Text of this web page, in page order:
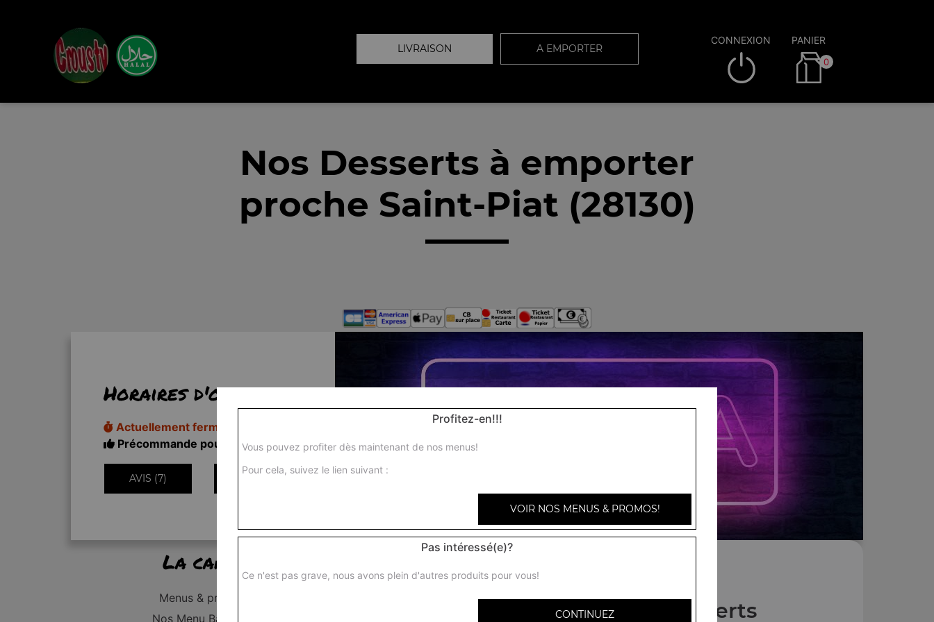
LIVRAISON A EMPORTER
CONNEXION PANIER
0
Nos Desserts à emporter
proche Saint-Piat (28130)
Horaires d'ouverture
Actuellement fermé
Précommande pour 11h20
AVIS (7) INFORMATIONS
La carte
Menus & promos
Nos Menu Bambino
Nos Desserts
Profitez-en!!!
Vous pouvez profiter dès maintenant de nos menus!
Pour cela, suivez le lien suivant :
VOIR NOS MENUS & PROMOS!
Pas intéressé(e)?
Ce n'est pas grave, nous avons plein d'autres produits pour vous!
CONTINUEZ